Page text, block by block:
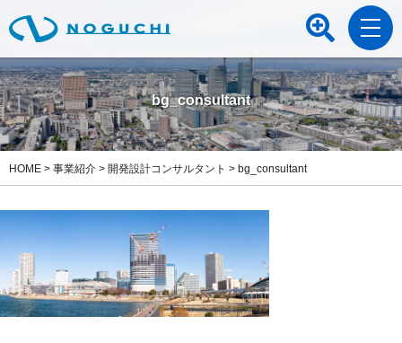
bg_consultant
HOME > 事業紹介 > 開発設計コンサルタント > bg_consultant